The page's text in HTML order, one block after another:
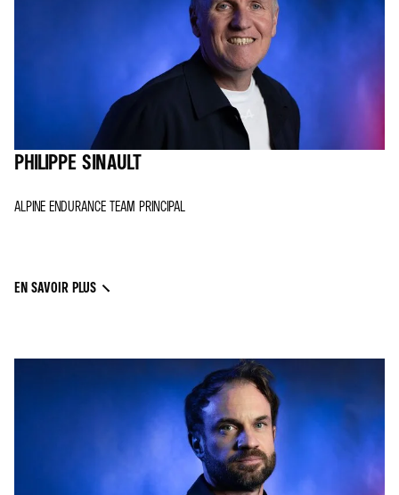
PHILIPPE SINAULT
ALPINE ENDURANCE TEAM PRINCIPAL
EN SAVOIR PLUS